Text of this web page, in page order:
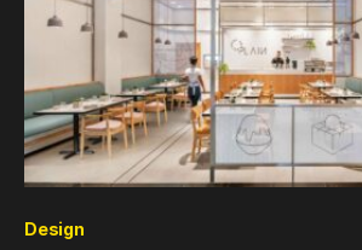
Design